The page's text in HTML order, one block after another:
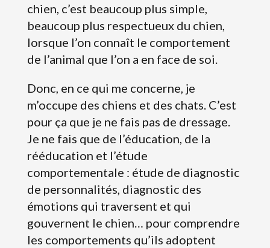
chien, c’est beaucoup plus simple,
beaucoup plus respectueux du chien,
lorsque l’on connaît le comportement
de l’animal que l’on a en face de soi.
Donc, en ce qui me concerne, je
m’occupe des chiens et des chats. C’est
pour ça que je ne fais pas de dressage.
Je ne fais que de l’éducation, de la
rééducation et l’étude
comportementale : étude de diagnostic
de personnalités, diagnostic des
émotions qui traversent et qui
gouvernent le chien… pour comprendre
les comportements qu’ils adoptent